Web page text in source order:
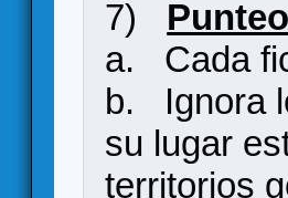
7)
a. Cada
b. Ignora
su lugar
territorios